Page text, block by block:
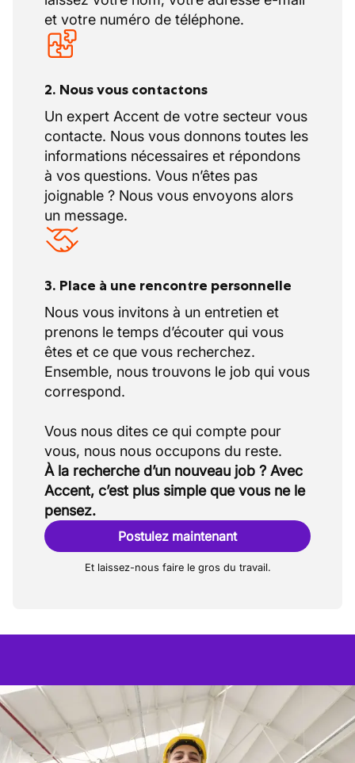
et votre numéro de téléphone.
2. Nous vous contactons
Un expert Accent de votre secteur vous
contacte. Nous vous donnons toutes les
informations nécessaires et répondons
à vos questions. Vous n’êtes pas
joignable ? Nous vous envoyons alors
un message.
3. Place à une rencontre personnelle
Nous vous invitons à un entretien et
prenons le temps d’écouter qui vous
êtes et ce que vous recherchez.
Ensemble, nous trouvons le job qui vous
correspond.
Vous nous dites ce qui compte pour
À la recherche d’un nouveau job ? Avec
Accent, c’est plus simple que vous ne le
pensez.
Postulez maintenant
Et laissez-nous faire le gros du travail.